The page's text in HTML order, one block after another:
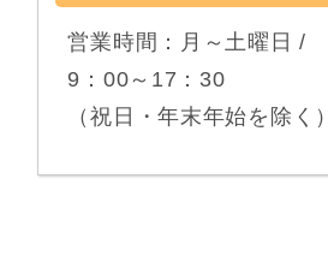
営業時間：月～土曜日 /
9：00～17：30
（祝日・年末年始を除く）